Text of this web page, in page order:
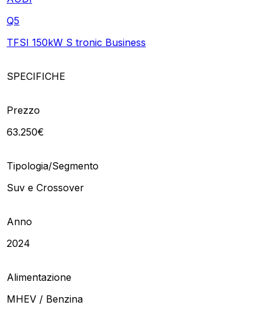
Q5
TFSI 150kW S tronic Business
SPECIFICHE
Prezzo
63.250€
Tipologia/Segmento
Suv e Crossover
Anno
2024
Alimentazione
MHEV / Benzina